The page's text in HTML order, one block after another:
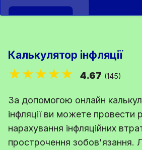
Калькулятор інфляції
★★★★★ 4.67 (145)
За допомогою онлайн
інфляції ви можете провести
нарахування інфляційних
прострочення зобов'язання.